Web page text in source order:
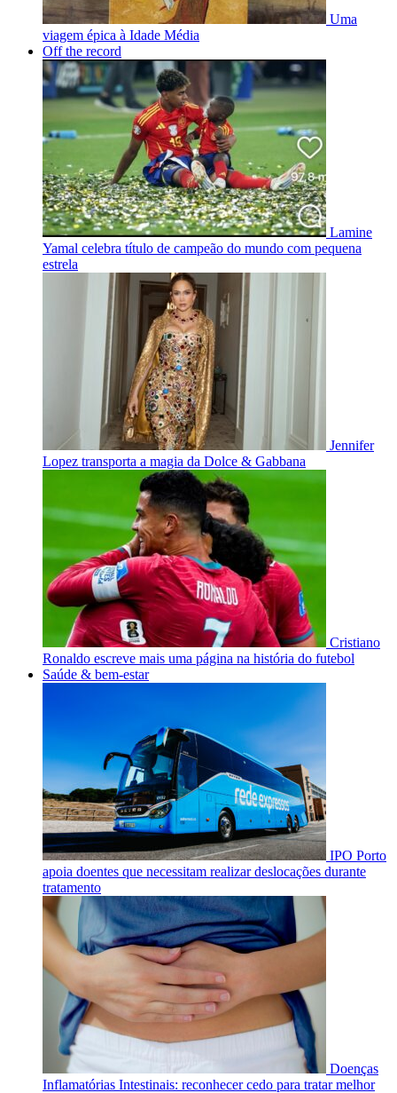
Uma
viagem épica à Idade Média
Off the record
Lamine
Yamal celebra título de campeão do mundo com pequena
estrela
Jennifer
Lopez transporta a magia da Dolce & Gabbana
Cristiano
Ronaldo escreve mais uma página na história do futebol
Saúde & bem-estar
IPO Porto
apoia doentes que necessitam realizar deslocações durante
tratamento
Doenças
Inflamatórias Intestinais: reconhecer cedo para tratar melhor